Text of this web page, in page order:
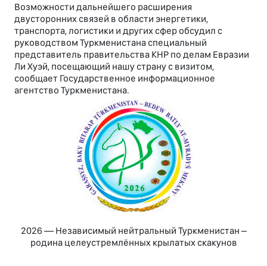
Возможности дальнейшего расширения
двусторонних связей в области энергетики,
транспорта, логистики и других сфер обсудил с
руководством Туркменистана специальный
представитель правительства КНР по делам Евразии
Ли Хуэй, посещающий нашу страну с визитом,
сообщает Государственное информационное
агентство Туркменистана.
2026 — Независимый нейтральный Туркменистан –
родина целеустремлённых крылатых скакунов